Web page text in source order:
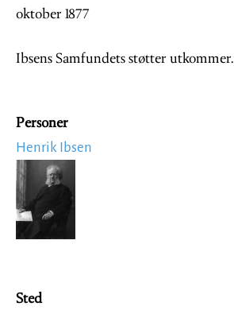
oktober 1877
Ibsens Samfundets støtter utkommer.
Personer
Henrik Ibsen
Image
Sted